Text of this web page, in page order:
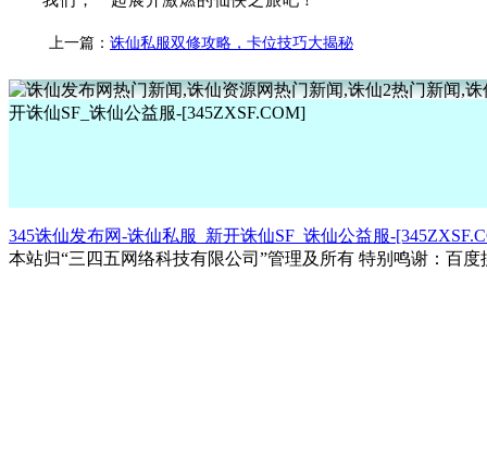
上一篇： 诛仙私服双修攻略，卡位技巧大揭秘
345诛仙发布网-诛仙私服_新开诛仙SF_诛仙公益服-
本站归“三四五网络科技有限公司”管理及所有 特别鸣谢：百度